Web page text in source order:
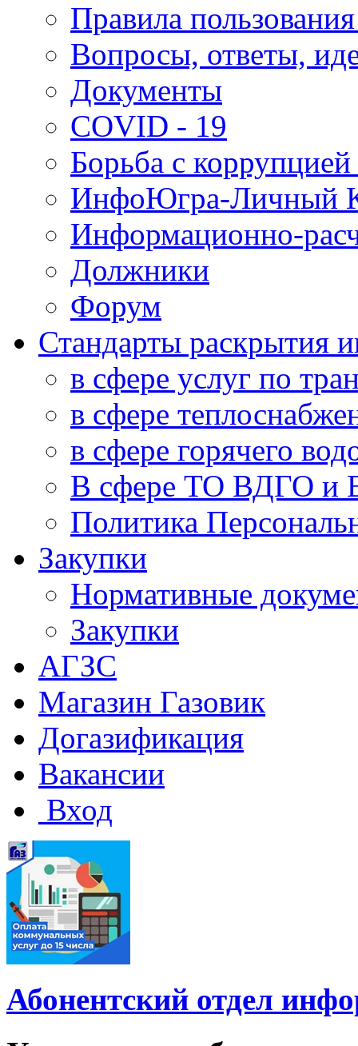
Правила
Вопросы, ответы,
Документы
COVID - 19
Борьба с
ИнфоЮгра-Личный
Информационно-
Должники
Форум
Стандарты раскрытия
в сфере услуг по
в сфере
в сфере горячего
В сфере ТО ВДГО и
Политика
Закупки
Нормативные
Закупки
АГЗС
Магазин Газовик
Догазификация
Вакансии
Вход
Абонентский отдел